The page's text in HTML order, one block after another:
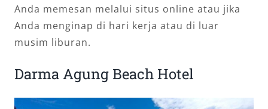
Anda memesan melalui situs online atau jika
Anda menginap di hari kerja atau di luar
musim liburan.
Darma Agung Beach Hotel